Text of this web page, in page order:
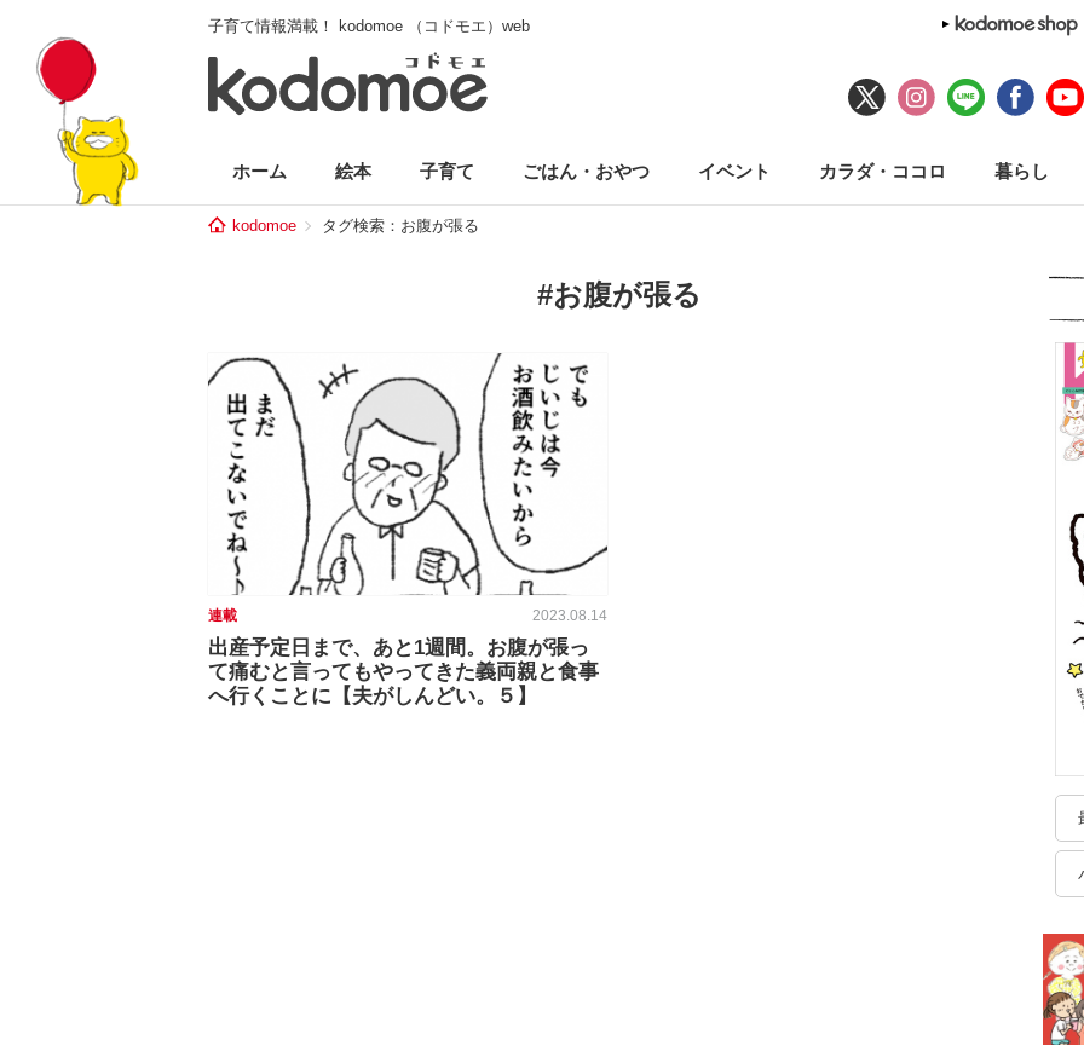
子育て情報満載！ kodomoe （コドモエ）web
ホーム 絵本 子育て ごはん・おやつ イベント カラダ・ココロ 暮らし
kodomoe タグ検索：お腹が張る
#お腹が張る
連載 2023.08.14
出産予定日まで、あと1週間。お腹が張っ
て痛むと言ってもやってきた義両親と食事
へ行くことに【夫がしんどい。５】